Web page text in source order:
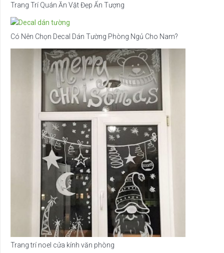
Trang Trí Quán Ăn Vặt Đẹp Ấn Tượng
Có Nên Chọn Decal Dán Tường Phòng Ngủ Cho Nam?
Trang trí noel cửa kính văn phòng